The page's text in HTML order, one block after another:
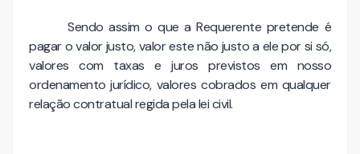
Sendo assim o que a Requerente pretende é
pagar o valor justo, valor este não justo a ele por si só,
valores com taxas e juros previstos em nosso
ordenamento jurídico, valores cobrados em qualquer
relação contratual regida pela lei civil.